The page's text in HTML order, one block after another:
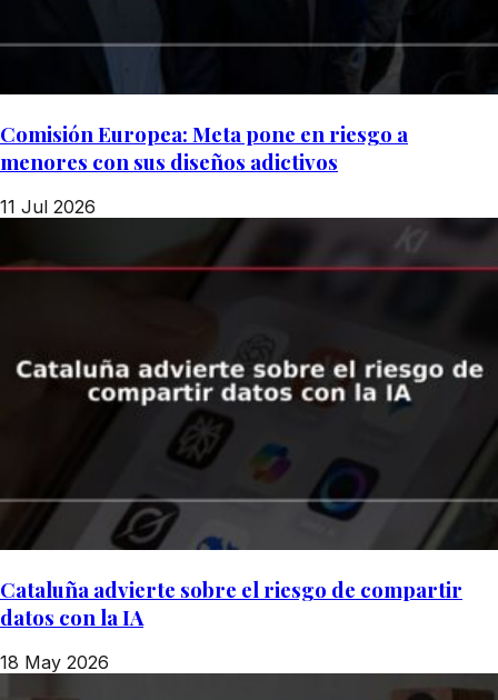
Comisión Europea: Meta pone en riesgo a
menores con sus diseños adictivos
11 Jul 2026
Cataluña advierte sobre el riesgo de compartir
datos con la IA
18 May 2026